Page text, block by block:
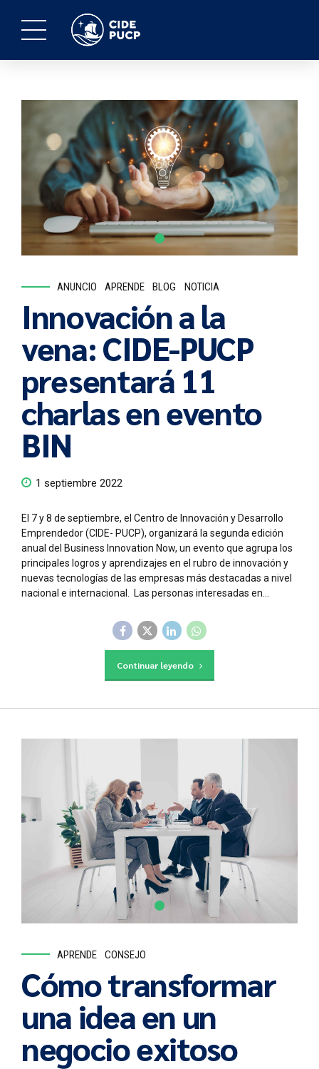
ANUNCIO APRENDE BLOG NOTICIA
Innovación a la
vena: CIDE-PUCP
presentará 11
charlas en evento
BIN
1 septiembre 2022
El 7 y 8 de septiembre, el Centro de Innovación y Desarrollo
Emprendedor (CIDE- PUCP), organizará la segunda edición
anual del Business Innovation Now, un evento que agrupa los
principales logros y aprendizajes en el rubro de innovación y
nuevas tecnologías de las empresas más destacadas a nivel
nacional e internacional. Las personas interesadas en...
Continuar leyendo
APRENDE CONSEJO
Cómo transformar
una idea en un
negocio exitoso